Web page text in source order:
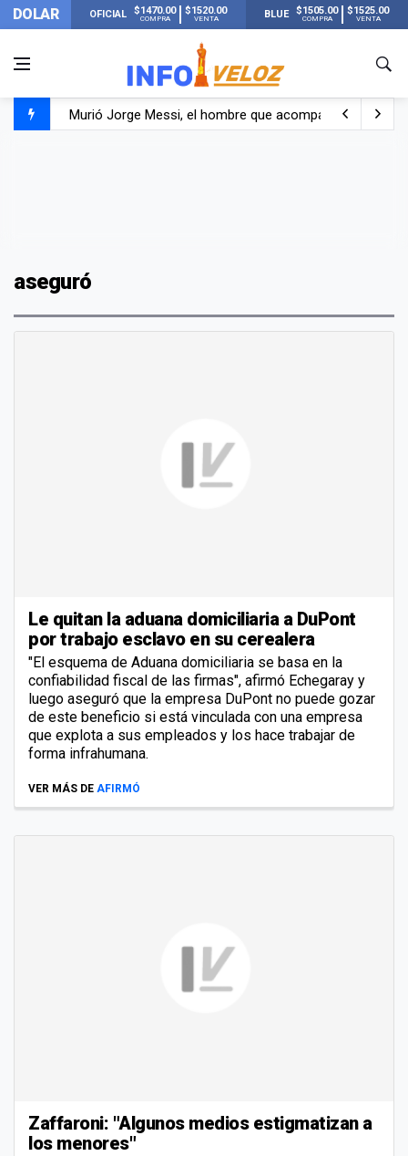
DOLAR OFICIAL $1470.00
COMPRA
$1520.00
VENTA BLUE $1505.00
COMPRA
$1525.00
VENTA
Murió Jorge Messi, el hombre que acompañó a Lionel
Los mensajes de Newell’s y el resto del mundo del
aseguró
Le quitan la aduana domiciliaria a DuPont
por trabajo esclavo en su cerealera
"El esquema de Aduana domiciliaria se basa en la
confiabilidad fiscal de las firmas", afirmó Echegaray y
luego aseguró que la empresa DuPont no puede gozar
de este beneficio si está vinculada con una empresa
que explota a sus empleados y los hace trabajar de
forma infrahumana.
VER MÁS DE AFIRMÓ
Zaffaroni: "Algunos medios estigmatizan a
los menores"